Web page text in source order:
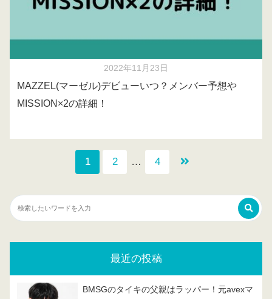
2022年11月23日
MAZZEL(マーゼル)デビューいつ？メンバー予想や
MISSION×2の詳細！
1 2 … 4
最近の投稿
BMSGのタイキの父親はラッパー！元avexマ